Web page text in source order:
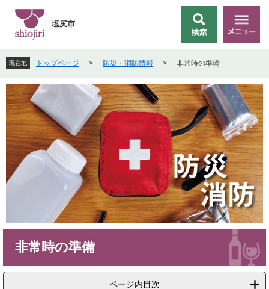
先
頭
で
す
。
を
飛
ば
し
て
本
文
へ
索
メ
ニ
塩尻市
現在地 トップページ > 防災・消防情報 > 非常時の準備
非常時の準備
ページ内目次